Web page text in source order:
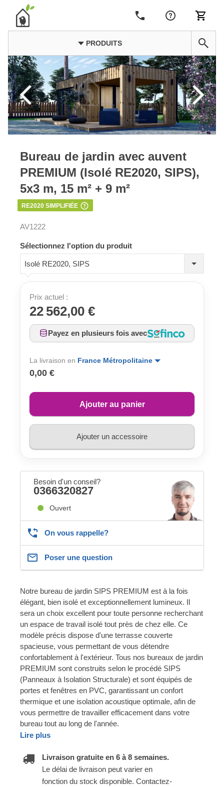
PRODUITS
Bureau de jardin avec auvent
PREMIUM (Isolé RE2020, SIPS),
5x3 m, 15 m² + 9 m²
RE2020 SIMPLIFIÉE
AV1222
Sélectionnez l'option du produit
Isolé RE2020, SIPS
Prix actuel :
22 562,00 €
Payez en plusieurs fois avec
La livraison en France Métropolitaine
0,00 €
Ajouter au panier
Ajouter un accessoire
Besoin d'un conseil?
0366320827
Ouvert
On vous rappelle?
Poser une question
Notre bureau de jardin SIPS PREMIUM est à la fois
élégant, bien isolé et exceptionnellement lumineux. Il
sera un choix excellent pour toute personne recherchant
un espace de travail isolé tout près de chez elle. Ce
modèle précis dispose d'une terrasse couverte
spacieuse, vous permettant de vous détendre
confortablement à l'extérieur. Tous nos bureaux de jardin
PREMIUM sont construits selon le procédé SIPS
(Panneaux à Isolation Structurale) et sont équipés de
portes et fenêtres en PVC, garantissant un confort
thermique et une isolation acoustique optimale, afin de
vous permettre de travailler efficacement dans votre
bureau tout au long de l'année.
Lire plus
Livraison gratuite en 6 à 8 semaines.
Le délai de livraison peut varier en
fonction du stock disponible. Contactez-